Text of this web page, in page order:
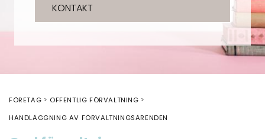
KONTAKT
FÖRETAG
OFFENTLIG FÖRVALTNING
HANDLÄGGNING AV FÖRVALTNINGSÄRENDEN